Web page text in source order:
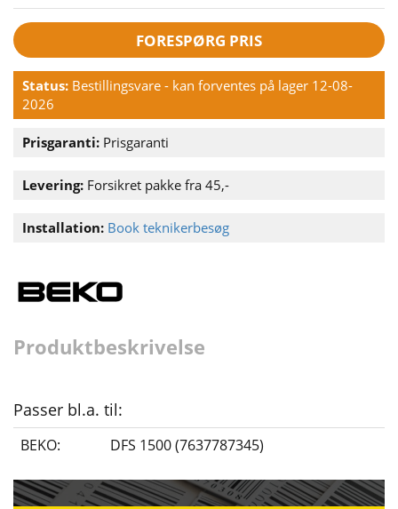
FORESPØRG PRIS
Status: Bestillingsvare - kan forventes på lager 12-08-
2026
Prisgaranti: Prisgaranti
Levering: Forsikret pakke fra 45,-
Installation: Book teknikerbesøg
Produktbeskrivelse
Passer bl.a. til:
BEKO: DFS 1500 (7637787345)